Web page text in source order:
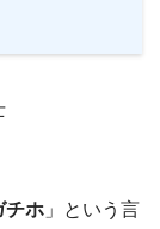
チホ 」という言